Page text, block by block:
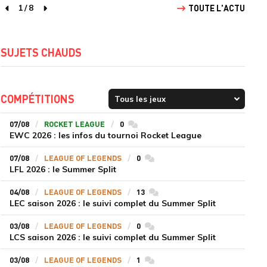
page précédente
1/8
page suivante
TOUTE L'ACTU
SUJETS CHAUDS
COMPÉTITIONS
07/08 ROCKET LEAGUE 0commentaires
EWC 2026 : les infos du tournoi Rocket League
07/08 LEAGUE OF LEGENDS 0commentaires
LFL 2026 : le Summer Split
04/08 LEAGUE OF LEGENDS 13commentaires
LEC saison 2026 : le suivi complet du Summer Split
03/08 LEAGUE OF LEGENDS 0commentaires
LCS saison 2026 : le suivi complet du Summer Split
03/08 LEAGUE OF LEGENDS 1 commentaires